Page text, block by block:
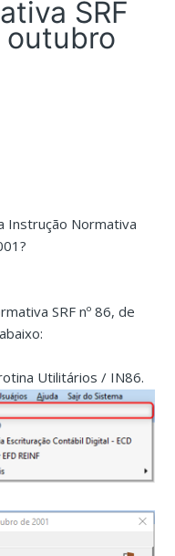
SRF
outubro
Instrução Normativa
SRF nº 86, de
Utilitários / IN86.